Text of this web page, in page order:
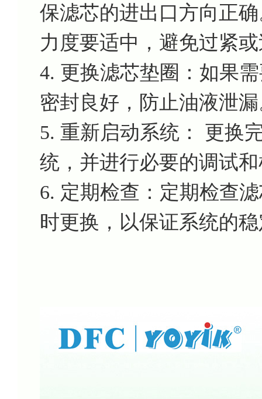
保滤芯的进出口方向正
力度要适中，避免过紧
4. 更换滤芯垫圈：如果
密封良好，防止油液泄
5. 重新启动系统： 更换
统，并进行必要的调试
6. 定期检查：定期检查
时更换，以保证系统的